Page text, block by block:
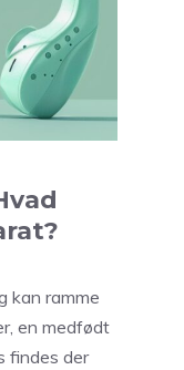
kan ramme
en medfødt
findes der